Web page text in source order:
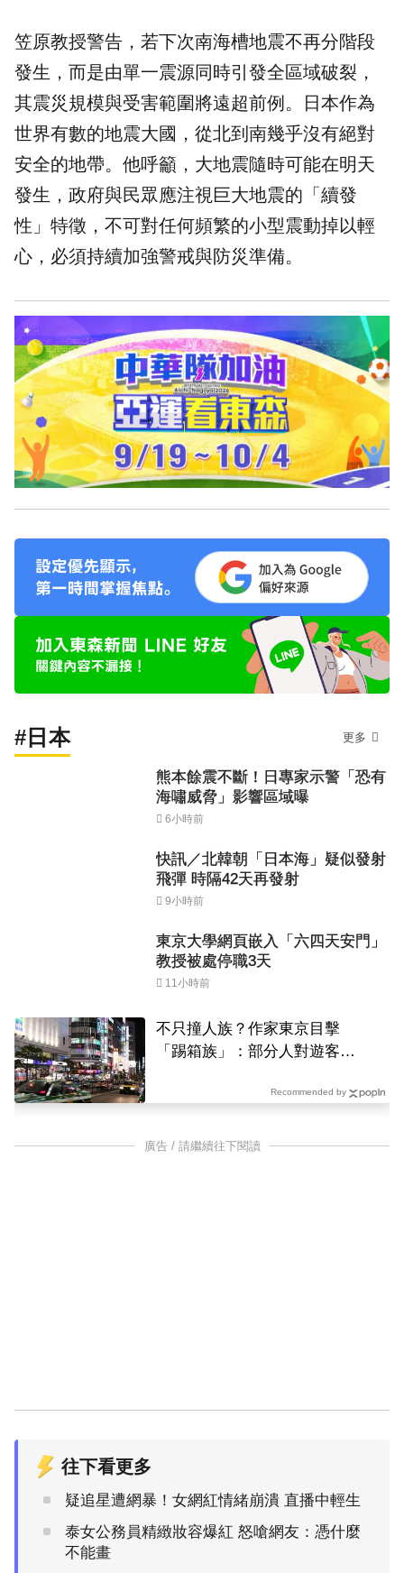
笠原教授警告，若下次南海槽地震不再分階段
發生，而是由單一震源同時引發全區域破裂，
其震災規模與受害範圍將遠超前例。日本作為
世界有數的地震大國，從北到南幾乎沒有絕對
安全的地帶。他呼籲，大地震隨時可能在明天
發生，政府與民眾應注視巨大地震的「續發
性」特徵，不可對任何頻繁的小型震動掉以輕
心，必須持續加強警戒與防災準備。
#日本 更多
熊本餘震不斷！日專家示警「恐有
海嘯威脅」影響區域曝
6小時前
快訊／北韓朝「日本海」疑似發射
飛彈 時隔42天再發射
9小時前
東京大學網頁嵌入「六四天安門」
教授被處停職3天
11小時前
不只撞人族？作家東京目擊
「踢箱族」：部分人對遊客有
Recommended by
廣告 / 請繼續往下閱讀
往下看更多
疑追星遭網暴！女網紅情緒崩潰 直播中輕生
泰女公務員精緻妝容爆紅 怒嗆網友：憑什麼
不能畫